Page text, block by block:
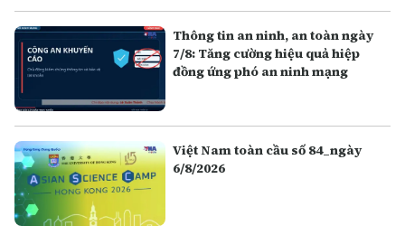
Thông tin an ninh, an toàn ngày
7/8: Tăng cường hiệu quả hiệp
đồng ứng phó an ninh mạng
Việt Nam toàn cầu số 84_ngày
6/8/2026